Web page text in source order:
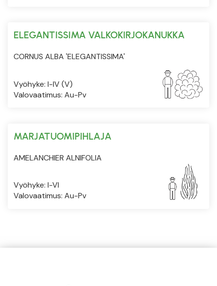
ELEGANTISSIMA VALKOKIRJOKANUKKA
CORNUS ALBA 'ELEGANTISSIMA'
Vyöhyke: I-IV (V)
Valovaatimus: Au-Pv
MARJATUOMIPIHLAJA
AMELANCHIER ALNIFOLIA
Vyöhyke: I-VI
Valovaatimus: Au-Pv